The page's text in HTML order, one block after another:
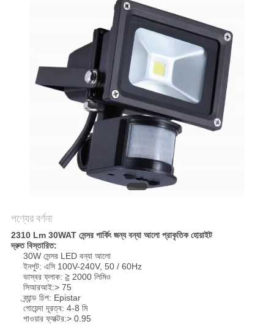
পণ্যের বর্ণনা
2310 Lm 30WAT সেন্সর পার্কিং জন্য বন্যা আলো প্রাকৃতিক হোয়াইট
দ্রুত বিস্তারিত:
30W সেন্সর LED বন্যা আলো
ইনপুট: এসি 100V-240V, 50 / 60Hz
ভাস্বর ফ্লাক: ≧ 2000 লিমিও
সিআরআই:> 75
ব্র্যান্ড চিপ: Epistar
গোয়েন্দা দূরত্ব: 4-8 মি
পাওয়ার ফ্যাক্টর:> 0.95